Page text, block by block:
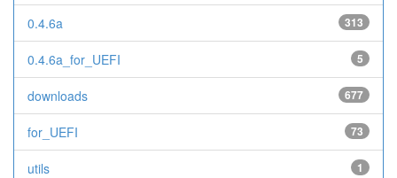
313
0.4.6a
5
0.4.6a_for_UEFI
677
downloads
73
for_UEFI
1
utils